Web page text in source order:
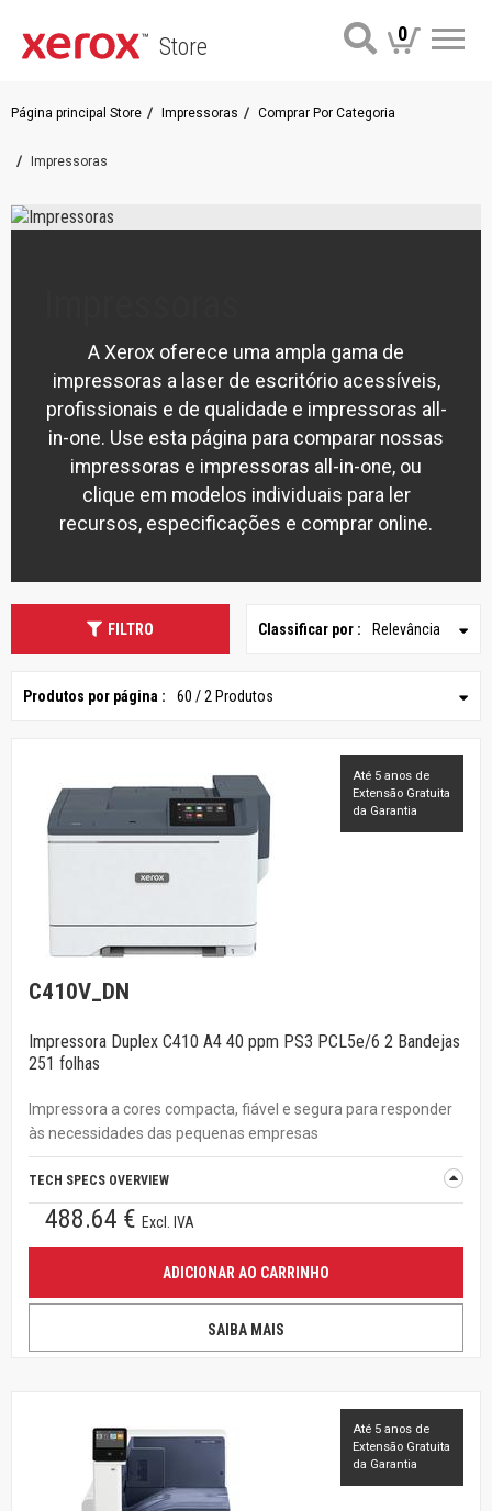
Store 0
Página principal Store Impressoras Comprar Por Categoria
Impressoras
A Xerox oferece uma ampla gama de
impressoras a laser de escritório acessíveis,
profissionais e de qualidade e impressoras all-
in-one. Use esta página para comparar nossas
impressoras e impressoras all-in-one, ou
clique em modelos individuais para ler
recursos, especificações e comprar online.
FILTRO Classificar por : Relevância
Produtos por página : 60 / 2 Produtos
Até 5 anos de
Extensão Gratuita
da Garantia
C410V_DN
Impressora Duplex C410 A4 40 ppm PS3 PCL5e/6 2 Bandejas
251 folhas
Impressora a cores compacta, fiável e segura para responder
às necessidades das pequenas empresas
TECH SPECS OVERVIEW
488.64 € Excl. IVA
ADICIONAR AO CARRINHO
SAIBA MAIS
Até 5 anos de
Extensão Gratuita
da Garantia